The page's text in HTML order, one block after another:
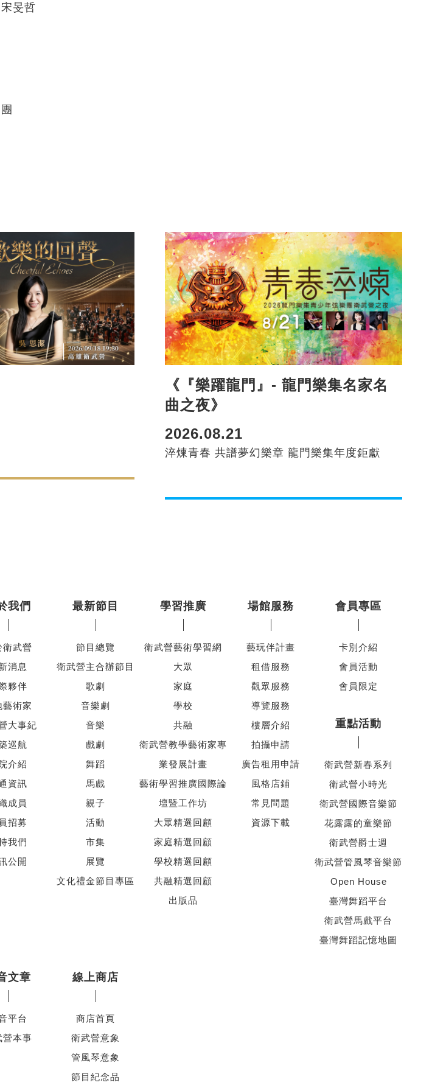
旻哲
《『樂躍龍門』- 龍門樂集名家名
曲之夜》
2026.08.21
淬煉青春 共譜夢幻樂章 龍門樂集年度鉅獻
我們
衛武營
消息
夥伴
藝術家
大事紀
巡航
介紹
資訊
成員
招募
我們
公開
最新節目
節目總覽
衛武營主合辦節目
歌劇
音樂劇
音樂
戲劇
舞蹈
馬戲
親子
活動
市集
展覽
文化禮金節目專區
學習推廣
衛武營藝術學習網
大眾
家庭
學校
共融
衛武營教學藝術家專
業發展計畫
藝術學習推廣國際論
壇暨工作坊
大眾精選回顧
家庭精選回顧
學校精選回顧
共融精選回顧
出版品
場館服務
藝玩伴計畫
租借服務
觀眾服務
導覽服務
樓層介紹
拍攝申請
廣告租用申請
風格店鋪
常見問題
資源下載
會員專區
卡別介紹
會員活動
會員限定
重點活動
衛武營新春系列
衛武營小時光
衛武營國際音樂節
花露露的童樂節
衛武營爵士週
衛武營管風琴音樂節
Open House
臺灣舞蹈平台
衛武營馬戲平台
臺灣舞蹈記憶地圖
文章
平台
營本事
線上商店
商店首頁
衛武營意象
管風琴意象
節目紀念品